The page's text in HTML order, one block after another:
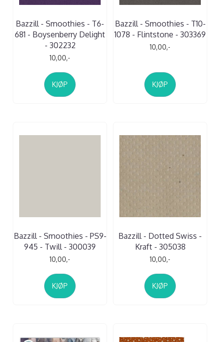
Bazzill - Smoothies - T6-
681 - Boysenberry Delight
- 302232
10,00,-
KJØP
Bazzill - Smoothies - T10-
1078 - Flintstone - 303369
10,00,-
KJØP
Bazzill - Smoothies - PS9-
945 - Twill - 300039
10,00,-
KJØP
Bazzill - Dotted Swiss -
Kraft - 305038
10,00,-
KJØP